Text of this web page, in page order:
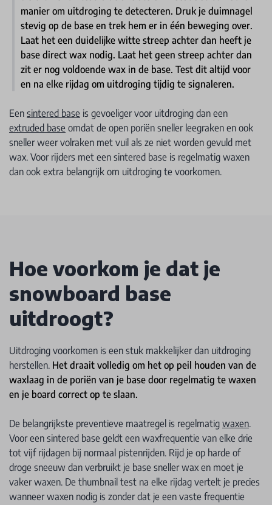
manier om uitdroging te detecteren. Druk je duimnagel
stevig op de base en trek hem er in één beweging over.
Laat het een duidelijke witte streep achter dan heeft je
base direct wax nodig. Laat het geen streep achter dan
zit er nog voldoende wax in de base. Test dit altijd voor
en na elke rijdag om uitdroging tijdig te signaleren.
Een sintered base is gevoeliger voor uitdroging dan een
extruded base omdat de open poriën sneller leegraken en ook
sneller weer volraken met vuil als ze niet worden gevuld met
wax. Voor rijders met een sintered base is regelmatig waxen
dan ook extra belangrijk om uitdroging te voorkomen.
Hoe voorkom je dat je
snowboard base
uitdroogt?
Uitdroging voorkomen is een stuk makkelijker dan uitdroging
herstellen. Het draait volledig om het op peil houden van de
waxlaag in de poriën van je base door regelmatig te waxen
en je board correct op te slaan.
De belangrijkste preventieve maatregel is regelmatig waxen.
Voor een sintered base geldt een waxfrequentie van elke drie
tot vijf rijdagen bij normaal pistenrijden. Rijd je op harde of
droge sneeuw dan verbruikt je base sneller wax en moet je
vaker waxen. De thumbnail test na elke rijdag vertelt je precies
wanneer waxen nodig is zonder dat je een vaste frequentie